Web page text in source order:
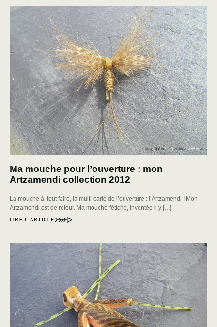
Ma mouche pour l’ouverture : mon
Artzamendi collection 2012
La mouche à tout faire, la multi-carte de l’ouverture : l’Artzamendi ! Mon
Artzamendi est de retour. Ma mouche-fétiche, inventée il y […]
LIRE L’ARTICLE